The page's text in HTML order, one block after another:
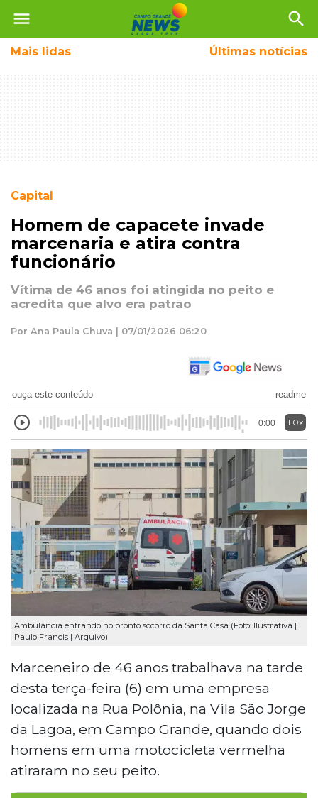
menu search
Mais lidas Últimas notícias
Capital
Homem de capacete invade
marcenaria e atira contra
funcionário
Vítima de 46 anos foi atingida no peito e
acredita que alvo era patrão
Por Ana Paula Chuva | 07/01/2026 06:20
ouça este conteúdo readme
0:00 1.0x
Ambulância entrando no pronto socorro da Santa Casa (Foto: Ilustrativa |
Paulo Francis | Arquivo)
Marceneiro de 46 anos trabalhava na tarde
desta terça-feira (6) em uma empresa
localizada na Rua Polônia, na Vila São Jorge
da Lagoa, em Campo Grande, quando dois
homens em uma motocicleta vermelha
atiraram no seu peito.